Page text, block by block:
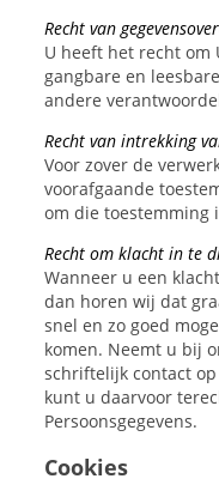
Recht van
U heeft het recht om
gangbare en
andere
Recht van intrekking
Voor zover de
voorafgaande
om die toestemming
Recht om klacht in te
Wanneer u een
dan horen wij dat
snel en zo goed
komen. Neemt u bij
schriftelijk contact
kunt u daarvoor
Persoonsgegevens.
Cookies